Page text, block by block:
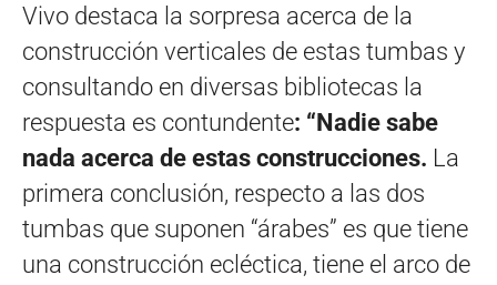
Vivo destaca la sorpresa acerca de la
construcción verticales de estas tumbas y
consultando en diversas bibliotecas la
respuesta es contundente: “Nadie sabe
nada acerca de estas construcciones. La
primera conclusión, respecto a las dos
tumbas que suponen “árabes” es que tiene
una construcción ecléctica, tiene el arco de